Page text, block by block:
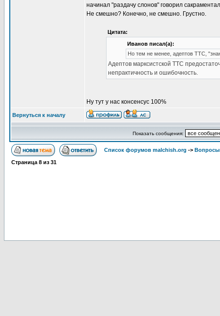
начинал "раздачу слонов" говорил
Не смешно? Конечно, не смешно. Грустно.
Цитата:
Иванов писал(а):
Но тем не менее, адептов ТТС,
Адептов марксистской ТТС
непрактичность и ошибочность.
Ну тут у нас консенсус 100%
Вернуться к началу
Показать сообщения:
Список форумов malchish.org -> Вопросы
Страница 8 из 31